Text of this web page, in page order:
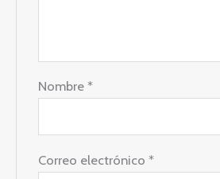
Nombre*
Correo electrónico*